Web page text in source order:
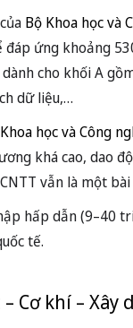
Bộ Khoa học và
đáp ứng khoảng
dành cho khối A
dữ liệu,…
học và Công
khá cao, dao
vẫn là một
hấp dẫn (9–40
tế.
Cơ khí – Xây